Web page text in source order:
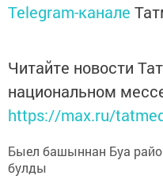
Telegram-канале
Читайте новости
национальном
https://max.ru/
Быел башыннан Буа
булды